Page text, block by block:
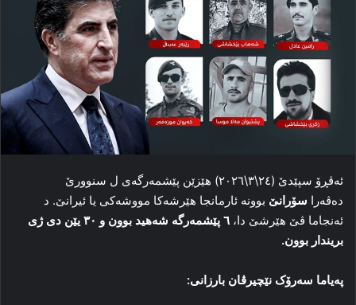
ئەڤڕۆ سپێدێ (٢٤\٣\٢٠٢٦) هێزێن پێشمەرگەی ل سنوورێ
دەڤەرا سۆرانێ بوونە ئارمانجا هێرشەکا مووشەکی یا ئیرانێ. د
ئەنجاما ڤێ هێرشێ دا،
٦ پێشمەرگە شەهید بوون و ٣٠ یێن دی ژی
بریندار بوون.
پەیاما سەرۆک نێچیرڤان بارزانی: